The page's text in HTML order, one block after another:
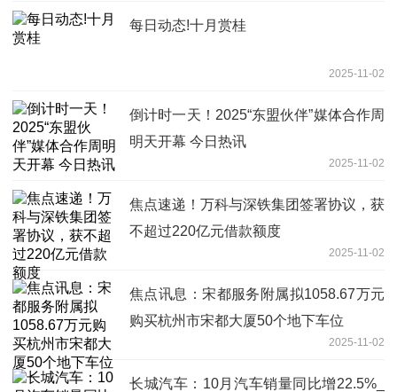
每日动态!十月赏桂
2025-11-02
倒计时一天！2025“东盟伙伴”媒体合作周
明天开幕 今日热讯
2025-11-02
焦点速递！万科与深铁集团签署协议，获
不超过220亿元借款额度
2025-11-02
焦点讯息：宋都服务附属拟1058.67万元
购买杭州市宋都大厦50个地下车位
2025-11-02
长城汽车：10月汽车销量同比增22.5%_